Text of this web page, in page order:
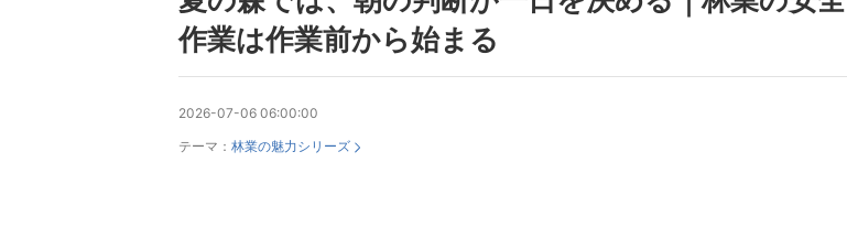
作業は作業前から始まる
2026-07-06 06:00:00
テーマ： 林業の魅力シリーズ